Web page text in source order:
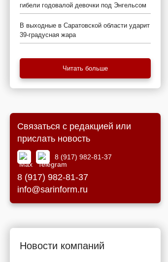
гибели годовалой девочки под Энгельсом
В выходные в Саратовской области ударит
39-градусная жара
Читать больше
Связаться с редакцией или
прислать новость
8 (917) 982-81-37
8 (917) 982-81-37
info@sarinform.ru
Новости компаний